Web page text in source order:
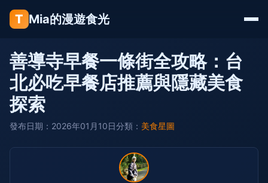
T Mia的漫遊食光
善導寺早餐一條街全攻略：台
北必吃早餐店推薦與隱藏美食
探索
發布日期：2026年01月10日分類： 美食星圖